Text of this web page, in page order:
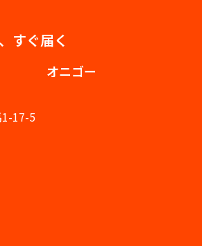
すぐ届く
オニゴー
17-5